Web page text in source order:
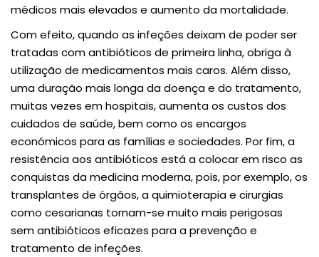
médicos mais elevados e aumento da mortalidade.
Com efeito, quando as infeções deixam de poder ser
tratadas com antibióticos de primeira linha, obriga à
utilização de medicamentos mais caros. Além disso,
uma duração mais longa da doença e do tratamento,
muitas vezes em hospitais, aumenta os custos dos
cuidados de saúde, bem como os encargos
económicos para as famílias e sociedades. Por fim, a
resistência aos antibióticos está a colocar em risco as
conquistas da medicina moderna, pois, por exemplo, os
transplantes de órgãos, a quimioterapia e cirurgias
como cesarianas tornam-se muito mais perigosas
sem antibióticos eficazes para a prevenção e
tratamento de infeções.